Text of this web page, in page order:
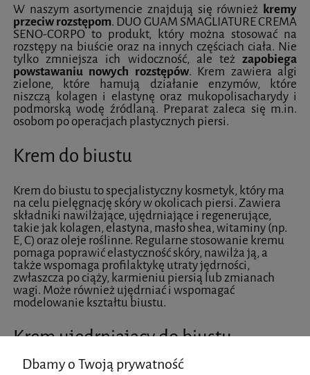
W naszym asortymencie znajdują się również kremy
przeciw rozstępom. DUO GUAM SMAGLIATURE CREMA
SENO-CORPO to produkt, który można stosować na
rozstępy na biuście oraz na innych częściach ciała. Nie
tylko zmniejsza ich widoczność, ale też zapobiega
powstawaniu nowych rozstępów. Krem zawiera algi
zielone, które hamują działanie enzymów, które
niszczą kolagen i elastynę oraz mukopolisacharydy i
podmorską wodę źródlaną. Preparat zaleca się m.in.
osobom po operacjach plastycznych piersi.
Krem do biustu
Krem do biustu to specjalistyczny kosmetyk, który ma
na celu pielęgnację skóry w okolicach piersi. Zawiera
składniki nawilżające, ujędrniające i regenerujące,
takie jak kolagen, elastyna, masło shea, witaminy (np.
E, C) oraz oleje roślinne. Regularne stosowanie kremu
pomaga poprawić elastyczność skóry, nawilża ją, a
także wspomaga profilaktykę utraty jędrności,
zwłaszcza po ciąży, karmieniu piersią lub zmianach
wagi. Może również ujędrniać i wspomagać
modelowanie kształtu biustu.
Krem ujędrniający do biustu
Dbamy o Twoją prywatność